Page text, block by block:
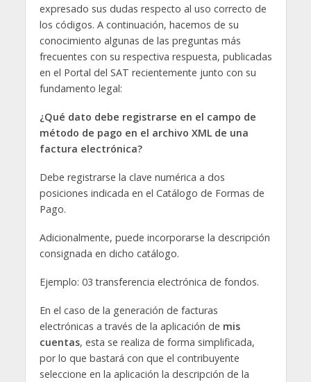
expresado sus dudas respecto al uso correcto de
los códigos. A continuación, hacemos de su
conocimiento algunas de las preguntas más
frecuentes con su respectiva respuesta, publicadas
en el Portal del SAT recientemente junto con su
fundamento legal:
¿Qué dato debe registrarse en el campo de
método de pago en el archivo XML de una
factura electrónica?
Debe registrarse la clave numérica a dos
posiciones indicada en el Catálogo de Formas de
Pago.
Adicionalmente, puede incorporarse la descripción
consignada en dicho catálogo.
Ejemplo: 03 transferencia electrónica de fondos.
En el caso de la generación de facturas
electrónicas a través de la aplicación de mis
cuentas, esta se realiza de forma simplificada,
por lo que bastará con que el contribuyente
seleccione en la aplicación la descripción de la